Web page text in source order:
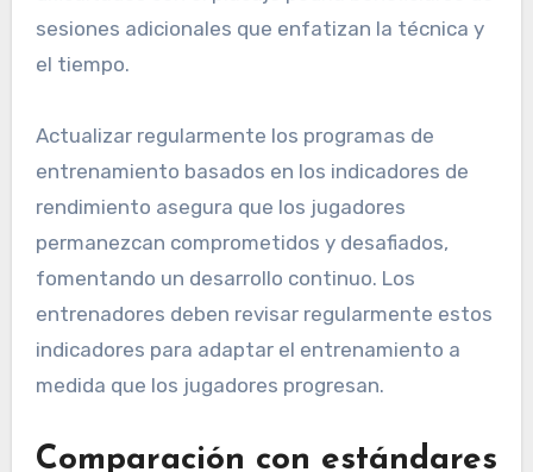
fortalezas y debilidades de cada jugador. Al
evaluar áreas como la eficiencia en el placaje o
desarrollar ejercicios enfocados que apunten a
la mejora. Por ejemplo, un jugador que tiene
dificultades con el placaje podría beneficiarse de
sesiones adicionales que enfatizan la técnica y
el tiempo.
Actualizar regularmente los programas de
entrenamiento basados en los indicadores de
permanezcan comprometidos y desafiados,